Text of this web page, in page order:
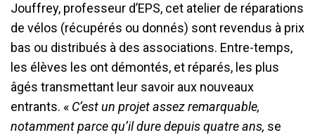
Jouffrey, professeur d’EPS, cet atelier de réparations
de vélos (récupérés ou donnés) sont revendus à prix
bas ou distribués à des associations. Entre-temps,
les élèves les ont démontés, et réparés, les plus
âgés transmettant leur savoir aux nouveaux
entrants. « C’est un projet assez remarquable,
notamment parce qu’il dure depuis quatre ans, se